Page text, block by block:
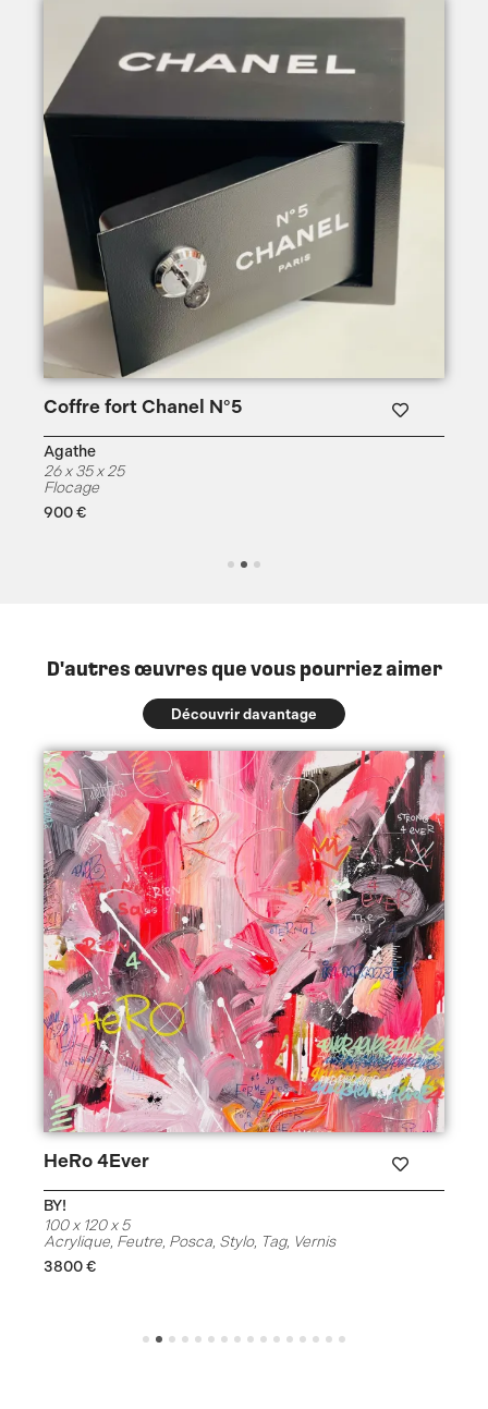
Coffre fort Chanel N°5
Agathe
26 x 35 x 25
Flocage
900€
Découvrir davantage
D'autres œuvres que vous pourriez aimer
HeRo 4Ever
BY!
100 x 120 x 5
Acrylique, Feutre, Posca, Stylo, Tag, Vernis
3800€